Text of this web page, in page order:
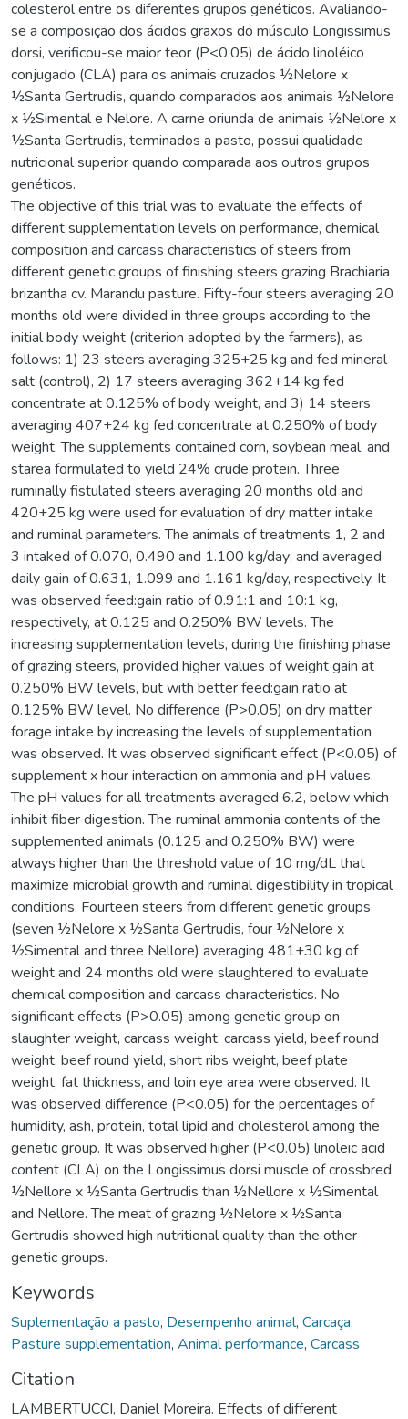
colesterol entre os diferentes grupos genéticos. Avaliando-
se a composição dos ácidos graxos do músculo Longissimus
dorsi, verificou-se maior teor (P<0,05) de ácido linoléico
conjugado (CLA) para os animais cruzados ½Nelore x
½Santa Gertrudis, quando comparados aos animais ½Nelore
x ½Simental e Nelore. A carne oriunda de animais ½Nelore x
½Santa Gertrudis, terminados a pasto, possui qualidade
nutricional superior quando comparada aos outros grupos
genéticos.
The objective of this trial was to evaluate the effects of
different supplementation levels on performance, chemical
composition and carcass characteristics of steers from
different genetic groups of finishing steers grazing Brachiaria
brizantha cv. Marandu pasture. Fifty-four steers averaging 20
months old were divided in three groups according to the
initial body weight (criterion adopted by the farmers), as
follows: 1) 23 steers averaging 325+25 kg and fed mineral
salt (control), 2) 17 steers averaging 362+14 kg fed
concentrate at 0.125% of body weight, and 3) 14 steers
averaging 407+24 kg fed concentrate at 0.250% of body
weight. The supplements contained corn, soybean meal, and
starea formulated to yield 24% crude protein. Three
ruminally fistulated steers averaging 20 months old and
420+25 kg were used for evaluation of dry matter intake
and ruminal parameters. The animals of treatments 1, 2 and
3 intaked of 0.070, 0.490 and 1.100 kg/day; and averaged
daily gain of 0.631, 1.099 and 1.161 kg/day, respectively. It
was observed feed:gain ratio of 0.91:1 and 10:1 kg,
respectively, at 0.125 and 0.250% BW levels. The
increasing supplementation levels, during the finishing phase
of grazing steers, provided higher values of weight gain at
0.250% BW levels, but with better feed:gain ratio at
0.125% BW level. No difference (P>0.05) on dry matter
forage intake by increasing the levels of supplementation
was observed. It was observed significant effect (P<0.05) of
supplement x hour interaction on ammonia and pH values.
The pH values for all treatments averaged 6.2, below which
inhibit fiber digestion. The ruminal ammonia contents of the
supplemented animals (0.125 and 0.250% BW) were
always higher than the threshold value of 10 mg/dL that
maximize microbial growth and ruminal digestibility in tropical
conditions. Fourteen steers from different genetic groups
(seven ½Nelore x ½Santa Gertrudis, four ½Nelore x
½Simental and three Nellore) averaging 481+30 kg of
weight and 24 months old were slaughtered to evaluate
chemical composition and carcass characteristics. No
significant effects (P>0.05) among genetic group on
slaughter weight, carcass weight, carcass yield, beef round
weight, beef round yield, short ribs weight, beef plate
weight, fat thickness, and loin eye area were observed. It
was observed difference (P<0.05) for the percentages of
humidity, ash, protein, total lipid and cholesterol among the
genetic group. It was observed higher (P<0.05) linoleic acid
content (CLA) on the Longissimus dorsi muscle of crossbred
½Nellore x ½Santa Gertrudis than ½Nellore x ½Simental
and Nellore. The meat of grazing ½Nelore x ½Santa
Gertrudis showed high nutritional quality than the other
genetic groups.
Keywords
Suplementação a pasto, Desempenho animal, Carcaça,
Pasture supplementation, Animal performance, Carcass
Citation
LAMBERTUCCI, Daniel Moreira. Effects of different